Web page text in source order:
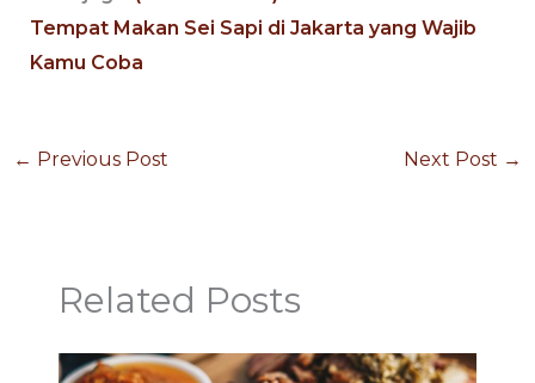
Tempat Makan Sei Sapi di Jakarta yang Wajib
Kamu Coba
← Previous Post Next Post →
Related Posts